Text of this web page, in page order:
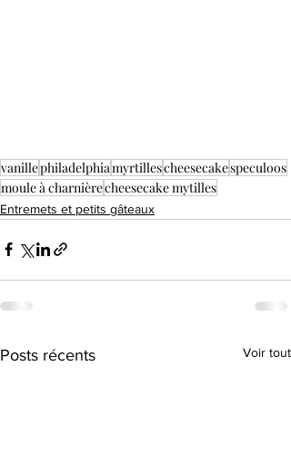
vanillephiladelphiamyrtillescheesecakespeculoos
moule à charnièrecheesecake mytilles
Entremets et petits gâteaux
Posts récents Voir tout